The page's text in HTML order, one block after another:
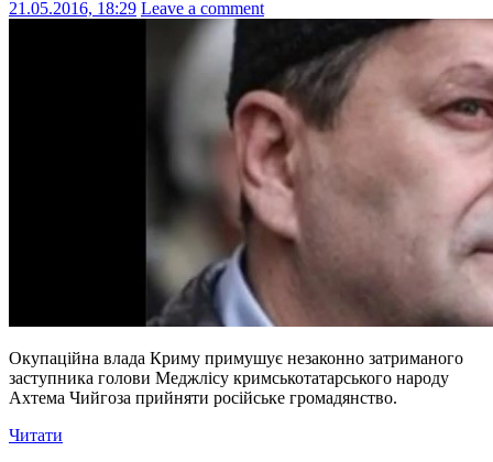
21.05.2016, 18:29 Leave a comment
Окупаційна влада Криму примушує незаконно затриманого
заступника голови Меджлісу кримськотатарського народу
Ахтема Чийгоза прийняти російське громадянство.
Читати